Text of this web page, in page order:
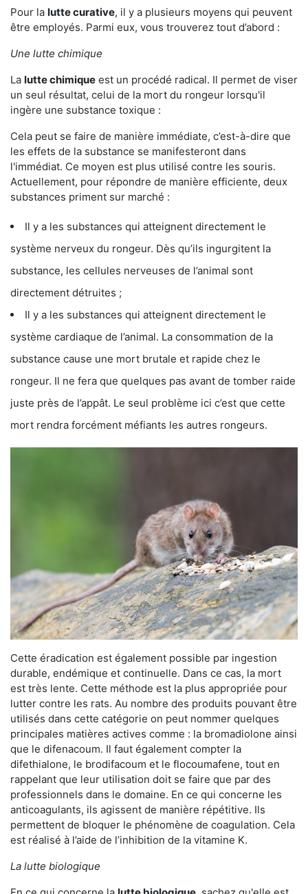
Pour la lutte curative, il y a plusieurs moyens qui peuvent
être employés. Parmi eux, vous trouverez tout d’abord :
Une lutte chimique
La lutte chimique est un procédé radical. Il permet de viser
un seul résultat, celui de la mort du rongeur lorsqu'il
ingère une substance toxique :
Cela peut se faire de manière immédiate, c’est-à-dire que
les effets de la substance se manifesteront dans
l'immédiat. Ce moyen est plus utilisé contre les souris.
Actuellement, pour répondre de manière efficiente, deux
substances priment sur marché :
Il y a les substances qui atteignent directement le
système nerveux du rongeur. Dès qu’ils ingurgitent la
substance, les cellules nerveuses de l’animal sont
directement détruites ;
Il y a les substances qui atteignent directement le
système cardiaque de l’animal. La consommation de la
substance cause une mort brutale et rapide chez le
rongeur. Il ne fera que quelques pas avant de tomber raide
juste près de l’appât. Le seul problème ici c’est que cette
mort rendra forcément méfiants les autres rongeurs.
Cette éradication est également possible par ingestion
durable, endémique et continuelle. Dans ce cas, la mort
est très lente. Cette méthode est la plus appropriée pour
lutter contre les rats. Au nombre des produits pouvant être
utilisés dans cette catégorie on peut nommer quelques
principales matières actives comme : la bromadiolone ainsi
que le difenacoum. Il faut également compter la
difethialone, le brodifacoum et le flocoumafene, tout en
rappelant que leur utilisation doit se faire que par des
professionnels dans le domaine. En ce qui concerne les
anticoagulants, ils agissent de manière répétitive. Ils
permettent de bloquer le phénomène de coagulation. Cela
est réalisé à l’aide de l’inhibition de la vitamine K.
La lutte biologique